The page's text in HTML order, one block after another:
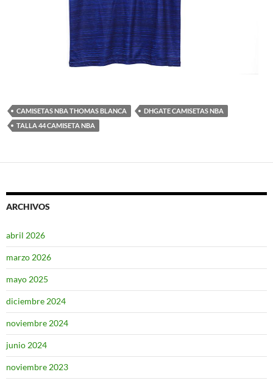
CAMISETAS NBA THOMAS BLANCA
DHGATE CAMISETAS NBA
TALLA 44 CAMISETA NBA
ARCHIVOS
abril 2026
marzo 2026
mayo 2025
diciembre 2024
noviembre 2024
junio 2024
noviembre 2023